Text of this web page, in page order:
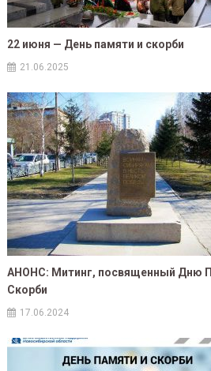
22 июня — День памяти и скорби
21.06.2025
АНОНС: Митинг, посвященный Дню
Скорби
17.06.2024